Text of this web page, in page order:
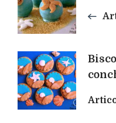
articoli